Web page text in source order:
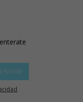
ENVIAR